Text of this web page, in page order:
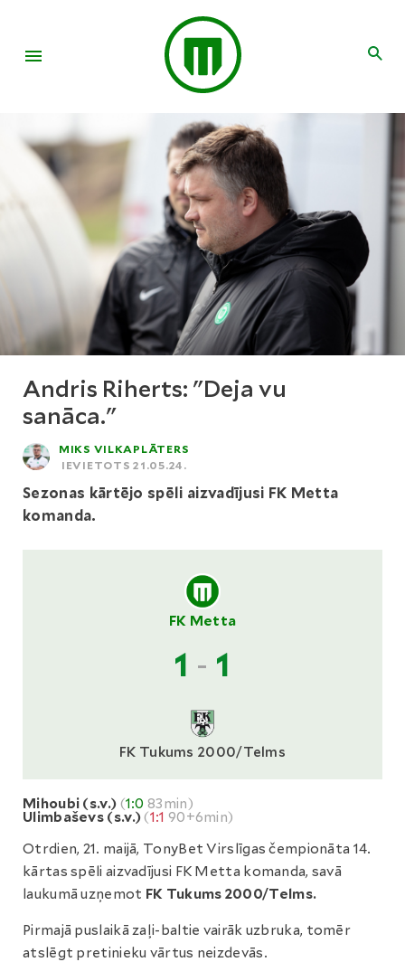
Andris Riherts: "Deja vu
sanāca."
MIKS VILKAPLĀTERS
IEVIETOTS 21.05.24.
Sezonas kārtējo spēli aizvadījusi FK Metta
komanda.
FK Metta
1 - 1
FK Tukums 2000/Telms
Mihoubi (s.v.) (1:0 83min)
Ulimbaševs (s.v.)(1:1 90+6min)
Otrdien, 21. maijā, TonyBet Virslīgas čempionāta 14.
kārtas spēli aizvadījusi FK Metta komanda, savā
laukumā uzņemot FK Tukums 2000/Telms.
Pirmajā puslaikā zaļi-baltie vairāk uzbruka, tomēr
atslēgt pretinieku vārtus neizdevās.